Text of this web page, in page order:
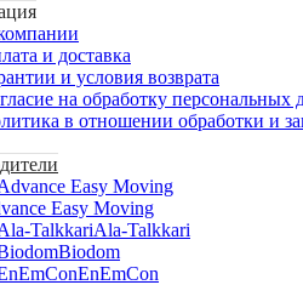
и доставка
и условия возврата
на обработку персональных
в отношении обработки и
Easy Moving
Ala-Talkkari
Biodom
EnEmCon